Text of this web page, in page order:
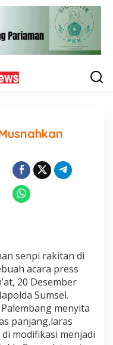
senpi rakitan di
acara press
20 Desember
Sumsel.
menyita
panjang,laras
modifikasi menjadi